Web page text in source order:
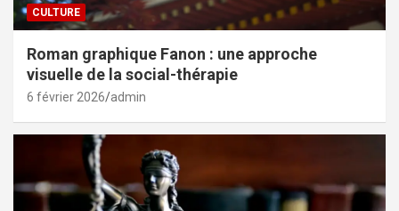
CULTURE
Roman graphique Fanon : une approche
visuelle de la social-thérapie
6 février 2026 admin